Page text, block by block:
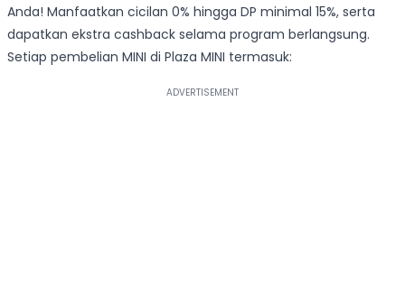
Anda! Manfaatkan cicilan 0% hingga DP minimal 15%, serta
dapatkan ekstra cashback selama program berlangsung.
Setiap pembelian MINI di Plaza MINI termasuk: